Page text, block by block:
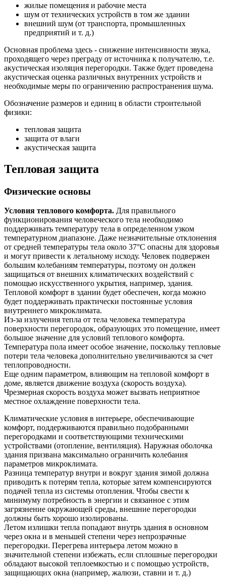
жилые помещения и рабочие места
шум от технических устройств в том же здании
внешний шум (от транспорта, промышленных
предприятий и т. д.)
Основная проблема здесь - снижение интенсивности звука,
проходящего через преграду от источника к получателю, т.е.
акустическая изоляция перегородки. Также будет проведена
акустическая оценка различных внутренних устройств и
необходимые меры по ограничению распространения шума.
Обозначение размеров и единиц в области строительной
физики:
тепловая защита
защита от влаги
акустическая защита
Тепловая защита
Физические основы
Условия теплового комфорта. Для правильного
функционирования человеческого тела необходимо
поддерживать температуру тела в определенном узком
температурном диапазоне. Даже незначительные отклонения
от средней температуры тела около 37°C опасны для здоровья
и могут привести к летальному исходу. Человек подвержен
большим колебаниям температуры, поэтому он должен
защищаться от внешних климатических воздействий с
помощью искусственного укрытия, например, здания.
Тепловой комфорт в здании будет обеспечен, когда можно
будет поддерживать практически постоянные условия
внутреннего микроклимата.
Из-за излучения тепла от тела человека температура
поверхности перегородок, образующих это помещение, имеет
большое значение для условий теплового комфорта.
Температура пола имеет особое значение, поскольку тепловые
потери тела человека дополнительно увеличиваются за счет
теплопроводности.
Еще одним параметром, влияющим на тепловой комфорт в
доме, является движение воздуха (скорость воздуха).
Чрезмерная скорость воздуха может вызвать неприятное
местное охлаждение поверхности тела.
Климатические условия в интерьере, обеспечивающие
комфорт, поддерживаются правильно подобранными
перегородками и соответствующими техническими
устройствами (отопление, вентиляция). Наружная оболочка
здания призвана максимально ограничить колебания
параметров микроклимата.
Разница температур внутри и вокруг здания зимой должна
приводить к потерям тепла, которые затем компенсируются
подачей тепла из системы отопления. Чтобы свести к
минимуму потребность в энергии и связанное с этим
загрязнение окружающей среды, внешние перегородки
должны быть хорошо изолированы.
Летом излишки тепла попадают внутрь здания в основном
через окна и в меньшей степени через непрозрачные
перегородки. Перегрева интерьера летом можно в
значительной степени избежать, если сплошные перегородки
обладают высокой теплоемкостью и с помощью устройств,
защищающих окна (например, жалюзи, ставни и т. д.)